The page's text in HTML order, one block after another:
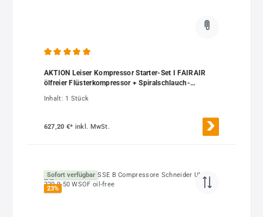
AKTION Leiser Kompressor Starter-Set I FAIRAIR
ölfreier Flüsterkompressor + Spiralschlauch-
Inhalt: 1 Stück
627,20 €* inkl. MwSt.
Sofort verfügbar
23%